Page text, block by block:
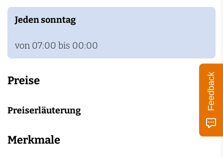
Jeden sonntag
von 07:00 bis 00:00
Preise
Preiserläuterung
Merkmale
Feedback